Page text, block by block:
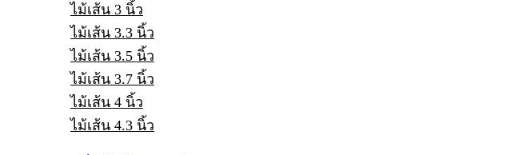
ไม้เส้น 3 นิ้ว
ไม้เส้น 3.3 นิ้ว
ไม้เส้น 3.5 นิ้ว
ไม้เส้น 3.7 นิ้ว
ไม้เส้น 4 นิ้ว
ไม้เส้น 4.3 นิ้ว